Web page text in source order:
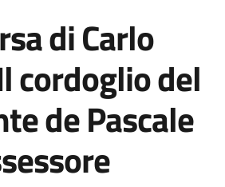
di Carlo
cordoglio del
de Pascale